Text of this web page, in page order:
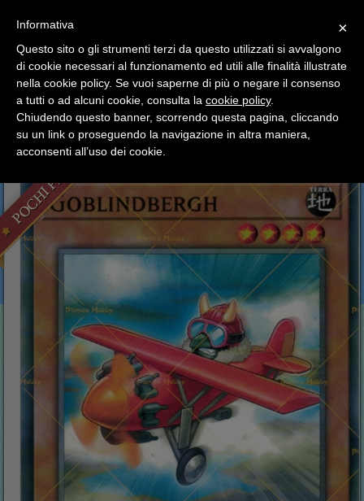
HOME YU-GI-OH
Mazzi Carte Singole
Structure Deck Link Potencodificatore
Goblindbergh
Goblindbergh
×
Ciao a tutti, il negozio sarà chiuso dal 9/08 al 24/08
compreso.
Tutti gli ordini effettuati dopo le 15:00 del 07/08 verranno
spediti a partire dal giorno 25/08.
Buone vacanze a tutti dallo staff di Pianeta Hobby
×
Informativa
Questo sito o gli strumenti terzi da questo utilizzati si avvalgono
di cookie necessari al funzionamento ed utili alle finalità illustrate
nella cookie policy. Se vuoi saperne di più o negare il consenso
a tutti o ad alcuni cookie, consulta la cookie policy.
Chiudendo questo banner, scorrendo questa pagina, cliccando
su un link o proseguendo la navigazione in altra maniera,
acconsenti all’uso dei cookie.